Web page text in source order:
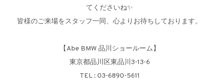
てくださいね✨
皆様のご来場をスタッフ一同、心よりお待ちしております。
【Abe BMW 品川ショールーム】
東京都品川区東品川3-13-6
TEL : 03-6890-5611